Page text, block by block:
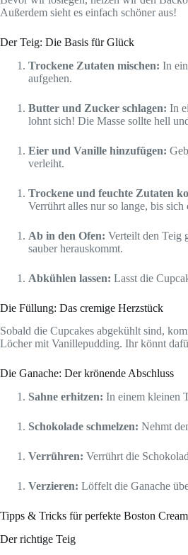
Außerdem sieht es einfach schöner aus!
Der Teig: Die Basis für Glück
Trockene Zutaten mischen: In
aufgehen.
Butter und Zucker schlagen: In
lohnt sich! Die Masse sollte hell
Eier und Vanille hinzufügen:
verleiht.
Trockene und feuchte Zutaten
Verrührt alles nur so lange, bis
Ab in den Ofen: Verteilt den Teig
sauber herauskommt.
Abkühlen lassen: Lasst die
Die Füllung: Das cremige Herzstück
Sobald die Cupcakes abgekühlt sind,
Löcher mit Vanillepudding. Ihr könnt
Die Ganache: Der krönende Abschluss
Sahne erhitzen: In einem kleinen
Schokolade schmelzen: Nehmt
Verrühren: Verrührt die
Verzieren: Löffelt die Ganache
Tipps & Tricks für perfekte Boston
Der richtige Teig